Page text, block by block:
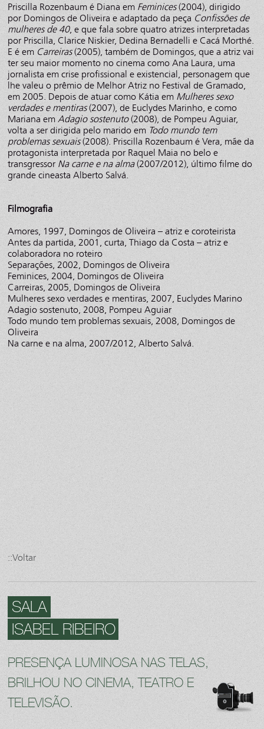
Priscilla Rozenbaum é Diana em Feminices(2004), dirigido
por Domingos de Oliveira e adaptado da peça Confissões de
mulheres de 40, e que fala sobre quatro atrizes interpretadas
por Priscilla, Clarice Niskier, Dedina Bernadelli e Cacá Morthé.
E é em Carreiras(2005), também de Domingos, que a atriz vai
ter seu maior momento no cinema como Ana Laura, uma
jornalista em crise profissional e existencial, personagem que
lhe valeu o prêmio de Melhor Atriz no Festival de Gramado,
em 2005. Depois de atuar como Kátia em Mulheres sexo
verdades e mentiras(2007), de Euclydes Marinho, e como
Mariana em Adagio sostenuto(2008), de Pompeu Aguiar,
volta a ser dirigida pelo marido em Todo mundo tem
problemas sexuais(2008). Priscilla Rozenbaum é Vera, mãe da
protagonista interpretada por Raquel Maia no belo e
transgressor Na carne e na alma(2007/2012), último filme do
grande cineasta Alberto Salvá.
Filmografia
Amores, 1997, Domingos de Oliveira – atriz e coroteirista
Antes da partida, 2001, curta, Thiago da Costa – atriz e
colaboradora no roteiro
Separações, 2002, Domingos de Oliveira
Feminices, 2004, Domingos de Oliveira
Carreiras, 2005, Domingos de Oliveira
Mulheres sexo verdades e mentiras, 2007, Euclydes Marino
Adagio sostenuto, 2008, Pompeu Aguiar
Todo mundo tem problemas sexuais, 2008, Domingos de
Oliveira
Na carne e na alma, 2007/2012, Alberto Salvá.
::Voltar
SALA
ISABEL RIBEIRO
PRESENÇA LUMINOSA NAS TELAS,
BRILHOU NO CINEMA, TEATRO E
TELEVISÃO.